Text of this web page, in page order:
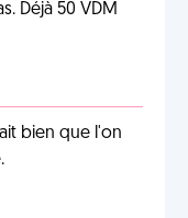
Déjà 50 VDM
bien que l'on